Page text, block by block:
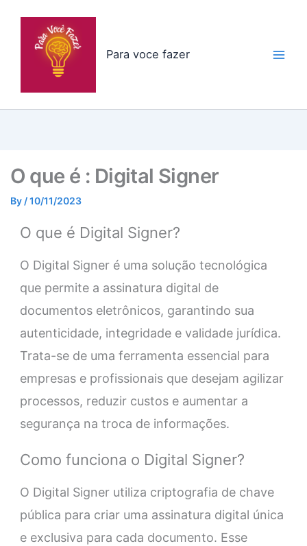
Para voce fazer
O que é : Digital Signer
By /10/11/2023
O que é Digital Signer?
O Digital Signer é uma solução tecnológica
que permite a assinatura digital de
documentos eletrônicos, garantindo sua
autenticidade, integridade e validade jurídica.
Trata-se de uma ferramenta essencial para
empresas e profissionais que desejam agilizar
processos, reduzir custos e aumentar a
segurança na troca de informações.
Como funciona o Digital Signer?
O Digital Signer utiliza criptografia de chave
pública para criar uma assinatura digital única
e exclusiva para cada documento. Esse